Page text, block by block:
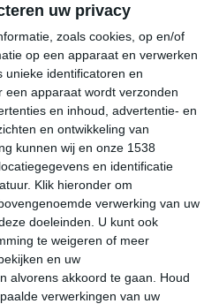
uw privacy
zoals cookies, op en/of
op een apparaat en verwerken
unieke identificatoren en
apparaat wordt verzonden
en inhoud, advertentie- en
en ontwikkeling van
kunnen wij en onze 1538
en identificatie
Klik hieronder om
verwerking van uw
doeleinden. U kunt ook
te weigeren of meer
en uw
alvorens akkoord te gaan.
Houd
verwerkingen van uw
zo
34° 24°
ma
34° 23°
34°C